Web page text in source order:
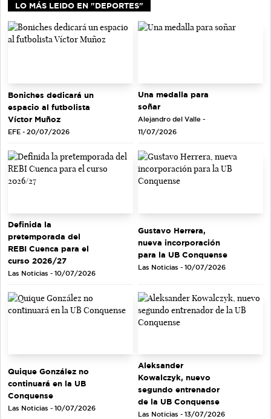
LO MÁS LEIDO EN "DEPORTES"
Boniches dedicará un
espacio al futbolista
Víctor Muñoz
EFE - 20/07/2026
Una medalla para
soñar
Alejandro del Valle -
11/07/2026
Definida la
pretemporada del
REBI Cuenca para el
curso 2026/27
Las Noticias - 10/07/2026
Gustavo Herrera,
nueva incorporación
para la UB Conquense
Las Noticias - 10/07/2026
Quique González no
continuará en la UB
Conquense
Las Noticias - 10/07/2026
Aleksander
Kowalczyk, nuevo
segundo entrenador
de la UB Conquense
Las Noticias - 13/07/2026